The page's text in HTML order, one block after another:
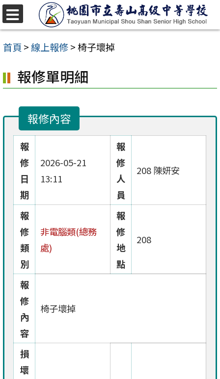
跳
至
主
內
容
首頁 >線上報修> 椅子壞掉
報修單明細
報修內容
報
修
日
期
2026-05-21
13:11
報
修
人
員
208 陳妍安
報
修
類
別
非電腦類(總務
處)
報
修
地
點
208
報
修
內
容
椅子壞掉
損
壞
選
單